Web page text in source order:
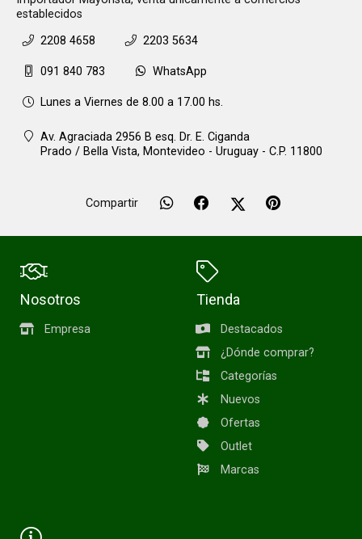
establecidos
2208 4658
2203 5634
091 840 783 WhatsApp
Lunes a Viernes de 8.00 a 17.00 hs.
Av. Agraciada 2956 B esq. Dr. E. Ciganda
Prado / Bella Vista, Montevideo - Uruguay - C.P. 11800
Compartir
Nosotros
Empresa
Tienda
Destacados
¿Dónde comprar?
Categorías
Nuevos
Ofertas
Outlet
Marcas